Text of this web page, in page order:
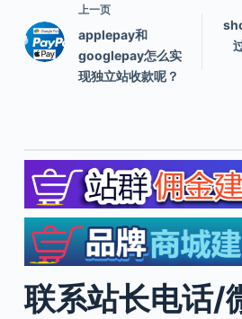
上一页
applepay和
googlepay怎么实
现独立站收款呢？
联系站长电话/